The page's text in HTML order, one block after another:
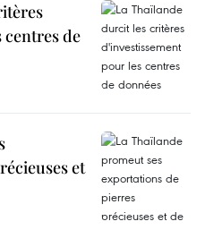
de
et